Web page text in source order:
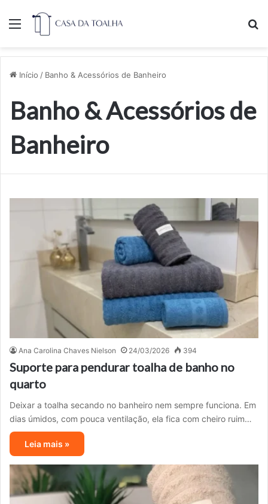
Menu
Início / Banho & Acessórios de Banheiro
Banho & Acessórios de
Banheiro
Ana Carolina Chaves Nielson 24/03/2026 394
Suporte para pendurar toalha de banho no
quarto
Deixar a toalha secando no banheiro nem sempre funciona. Em
dias úmidos, com pouca ventilação, ela fica com cheiro ruim…
Leia mais »